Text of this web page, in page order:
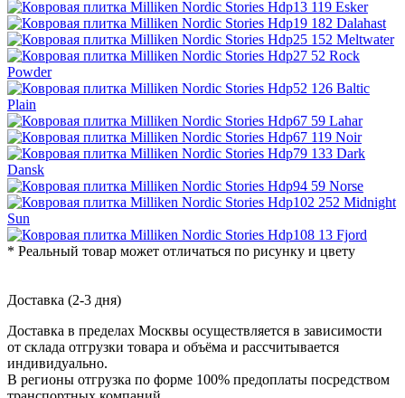
* Реальный товар может отличаться по рисунку и цвету
Доставка (2-3 дня)
Доставка в пределах Москвы осуществляется в зависимости
от склада отгрузки товара и объёма и рассчитывается
индивидуально.
В регионы отгрузка по форме 100% предоплаты посредством